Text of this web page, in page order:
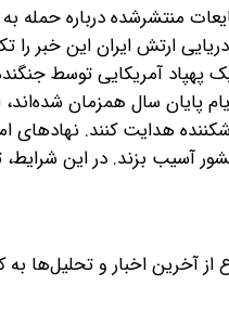
منتشرشده درباره حمله
ارتش ایران این خبر
پایان سال همزمان
هدایت کنند. نهادهای
آسیب بزند. در این شرایط،
از آخرین اخبار و تحلیل‌ها